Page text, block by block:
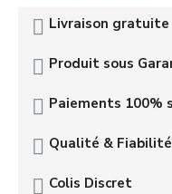
Livraison gratuite
Produit sous
Paiements 100%
Qualité & Fiabilité
Colis Discret